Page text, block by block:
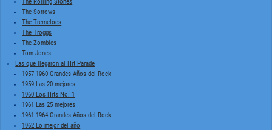
The Sorrows
The Tremeloes
The Troggs
The Zombies
Tom Jones
Las que llegaron al Hit Parade
1957-1960 Grandes Años del Rock
1959 Las 20 mejores
1960 Los Hits No. 1
1961 Las 25 mejores
1961-1964 Grandes Años del Rock
1962 Lo mejor del año